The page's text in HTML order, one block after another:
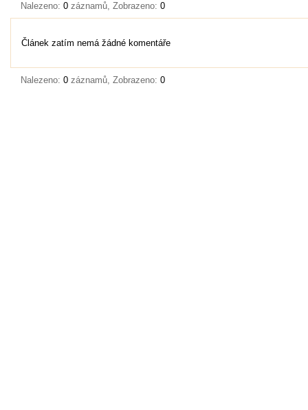
Nalezeno: 0 záznamů, Zobrazeno: 0
Článek zatím nemá žádné komentáře
Nalezeno: 0 záznamů, Zobrazeno: 0